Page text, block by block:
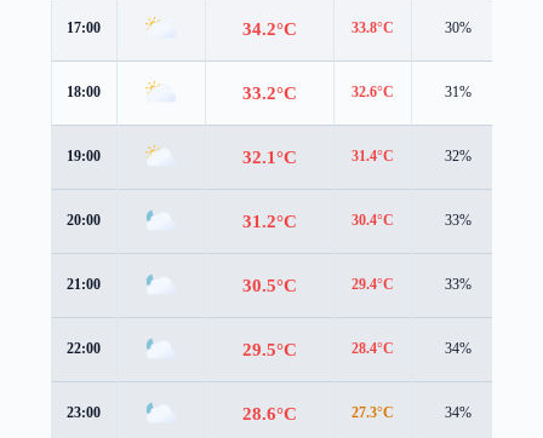
17:00 34.2°C 33.8°C 30%
18:00 33.2°C 32.6°C 31%
19:00 32.1°C 31.4°C 32%
20:00 31.2°C 30.4°C 33%
21:00 30.5°C 29.4°C 33%
22:00 29.5°C 28.4°C 34%
23:00 28.6°C 27.3°C 34%